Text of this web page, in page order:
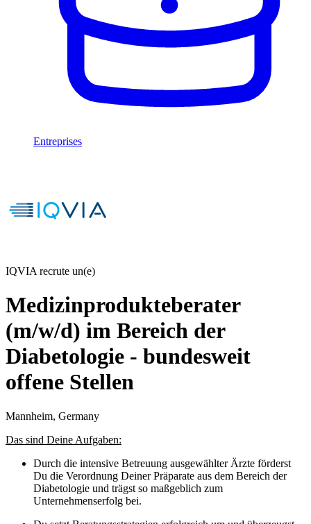
Entreprises
IQVIA recrute un(e)
Medizinprodukteberater
(m/w/d) im Bereich der
Diabetologie - bundesweit
offene Stellen
Mannheim, Germany
Das sind Deine Aufgaben:
Durch die intensive Betreuung ausgewählter Ärzte förderst
Du die Verordnung Deiner Präparate aus dem Bereich der
Diabetologie und trägst so maßgeblich zum
Unternehmenserfolg bei.